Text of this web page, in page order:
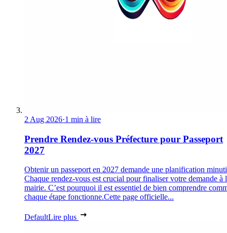
2 Aug 2026·1 min à lire
Prendre Rendez-vous Préfecture pour Passeport
2027
Obtenir un passeport en 2027 demande une planification
Chaque rendez-vous est crucial pour finaliser votre demande à
mairie. C’est pourquoi il est essentiel de bien comprendre
chaque étape fonctionne.Cette page officielle...
DefaultLire plus